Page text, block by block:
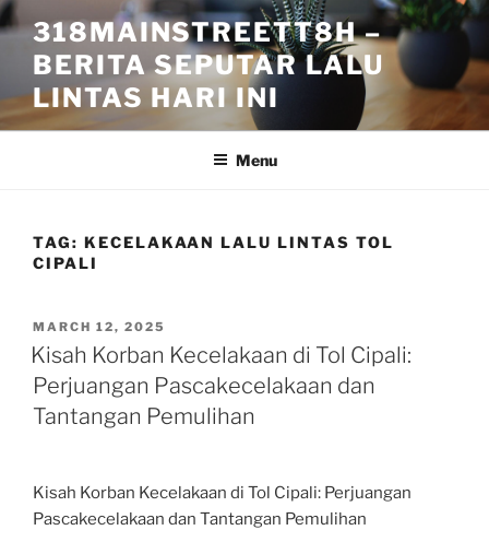
Skip
to
content
318MAINSTREETT8H –
BERITA SEPUTAR LALU
LINTAS HARI INI
Menu
TAG: KECELAKAAN LALU LINTAS TOL
CIPALI
POSTED
ON
MARCH 12, 2025
Kisah Korban Kecelakaan di Tol Cipali:
Perjuangan Pascakecelakaan dan
Tantangan Pemulihan
Kisah Korban Kecelakaan di Tol Cipali: Perjuangan
Pascakecelakaan dan Tantangan Pemulihan